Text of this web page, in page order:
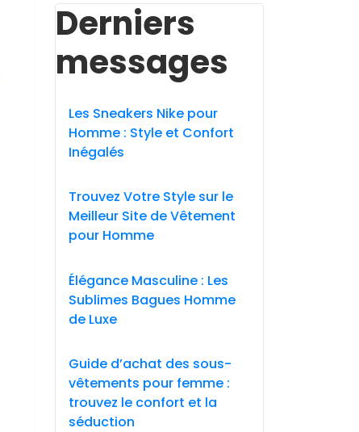
Derniers
messages
Les Sneakers Nike pour
Homme : Style et Confort
Inégalés
Trouvez Votre Style sur le
Meilleur Site de Vêtement
pour Homme
Élégance Masculine : Les
Sublimes Bagues Homme
de Luxe
Guide d’achat des sous-
vêtements pour femme :
trouvez le confort et la
séduction